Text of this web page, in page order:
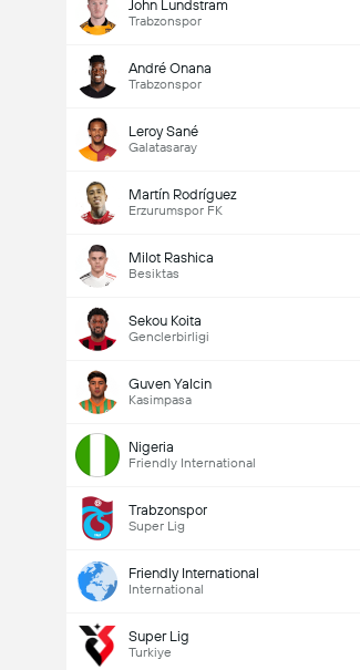
John Lundstram
Trabzonspor
André Onana
Trabzonspor
Leroy Sané
Galatasaray
Martín Rodríguez
Erzurumspor FK
Milot Rashica
Besiktas
Sekou Koita
Genclerbirligi
Guven Yalcin
Kasimpasa
Nigeria
Friendly International
Trabzonspor
Super Lig
Friendly International
International
Super Lig
Turkiye